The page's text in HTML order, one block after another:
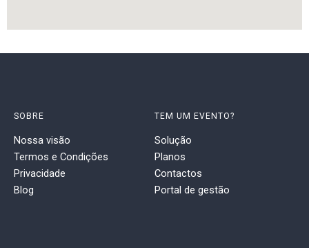
SOBRE
Nossa visão
Termos e Condições
Privacidade
Blog
TEM UM EVENTO?
Solução
Planos
Contactos
Portal de gestão